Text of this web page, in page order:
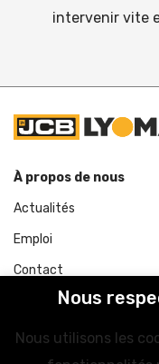
intervenir vite
Nous
Nous utilisons les
À propos de nous
Actualités
Emploi
Contact
Demander une
Nos agences